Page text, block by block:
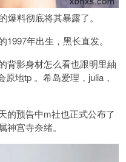
料彻底将其暴露了。
年出生，黑长直发。
背影身材怎么看也跟明里紬
地tp 。希岛爱理，julia，
的预告中m社也正式公布了
神宫寺奈绪。